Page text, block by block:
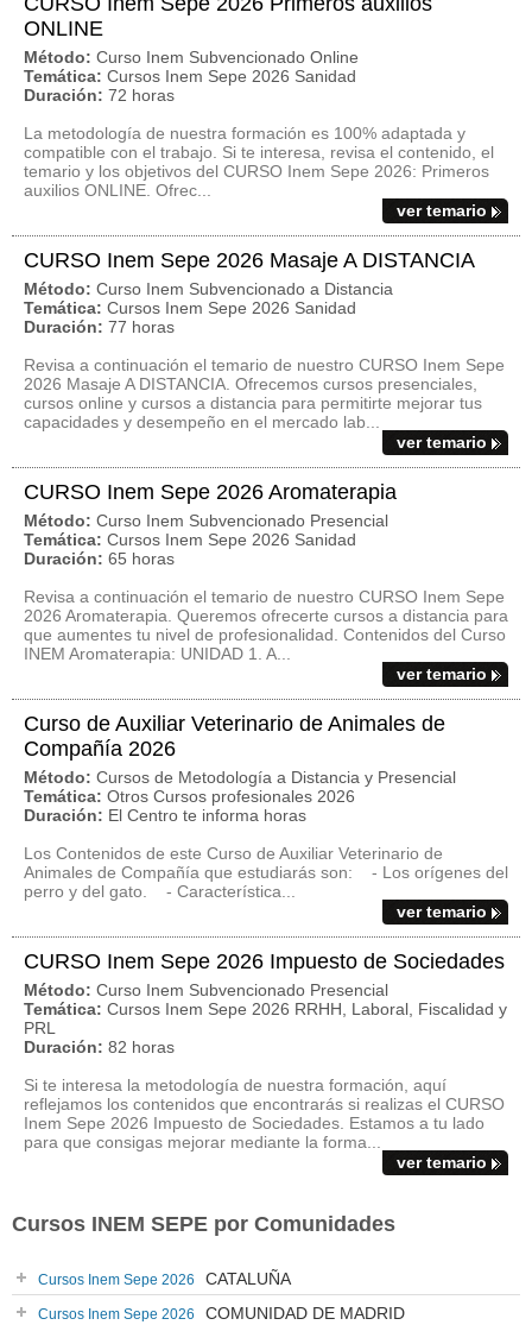
ONLINE
Método: Curso Inem Subvencionado Online
Temática: Cursos Inem Sepe 2026 Sanidad
Duración: 72 horas
La metodología de nuestra formación es 100% adaptada y
compatible con el trabajo. Si te interesa, revisa el contenido, el
temario y los objetivos del CURSO Inem Sepe 2026: Primeros
auxilios ONLINE. Ofrec...
ver temario
CURSO Inem Sepe 2026 Masaje A DISTANCIA
Método: Curso Inem Subvencionado a Distancia
Temática: Cursos Inem Sepe 2026 Sanidad
Duración: 77 horas
Revisa a continuación el temario de nuestro CURSO Inem Sepe
2026 Masaje A DISTANCIA. Ofrecemos cursos presenciales,
cursos online y cursos a distancia para permitirte mejorar tus
capacidades y desempeño en el mercado lab...
ver temario
CURSO Inem Sepe 2026 Aromaterapia
Método: Curso Inem Subvencionado Presencial
Temática: Cursos Inem Sepe 2026 Sanidad
Duración: 65 horas
Revisa a continuación el temario de nuestro CURSO Inem Sepe
2026 Aromaterapia. Queremos ofrecerte cursos a distancia para
que aumentes tu nivel de profesionalidad. Contenidos del Curso
INEM Aromaterapia: UNIDAD 1. A...
ver temario
Curso de Auxiliar Veterinario de Animales de
Compañía 2026
Método: Cursos de Metodología a Distancia y Presencial
Temática: Otros Cursos profesionales 2026
Duración: El Centro te informa horas
Los Contenidos de este Curso de Auxiliar Veterinario de
Animales de Compañía que estudiarás son: - Los orígenes del
perro y del gato. - Característica...
ver temario
CURSO Inem Sepe 2026 Impuesto de Sociedades
Método: Curso Inem Subvencionado Presencial
Temática: Cursos Inem Sepe 2026 RRHH, Laboral, Fiscalidad y
PRL
Duración: 82 horas
Si te interesa la metodología de nuestra formación, aquí
reflejamos los contenidos que encontrarás si realizas el CURSO
Inem Sepe 2026 Impuesto de Sociedades. Estamos a tu lado
para que consigas mejorar mediante la forma...
ver temario
Cursos INEM SEPE por Comunidades
Cursos Inem Sepe 2026 CATALUÑA
Cursos Inem Sepe 2026 COMUNIDAD DE MADRID